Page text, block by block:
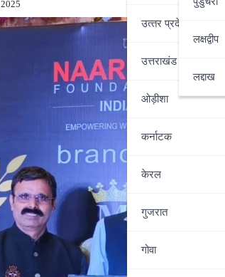
उत्‍तर प्रदेश
उत्तराखंड
ओड़ीशा
कर्नाटक
केरल
गुजरात
गोवा
लक्षद्वीप
लद्दाख